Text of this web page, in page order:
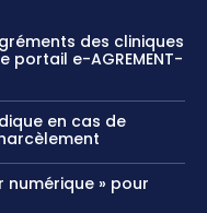
des cliniques
e-AGREMENT-
en cas de
numérique » pour